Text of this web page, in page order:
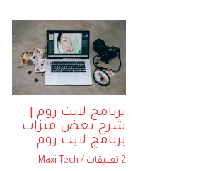
برنامج لايت روم |
شرح بعض ميزات
برنامج لايت روم
2 تعليقات /
Maxi Tech